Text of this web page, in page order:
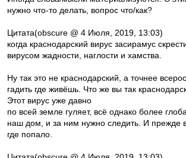
нужно что-то делать, вопрос что/как?
Цитата(obscure @ 4 Июля, 2019, 13:03)
когда краснодарский вирус засирамус
вирусом жадности, наглости и хамства.
Ну так это не краснодарский, а точнее
гадить где живёшь. Что же вы так
Этот вирус уже давно
по всей земле гуляет, всё однако более
наш дом, и за ним нужно следить. И прежде
где попало.